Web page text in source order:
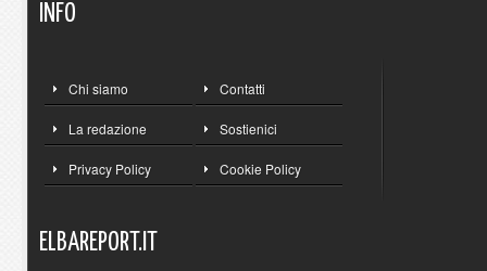
INFO
Chi siamo Contatti
La redazione Sostienici
Privacy Policy Cookie Policy
ELBAREPORT.IT